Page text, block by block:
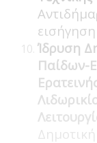
εισήγηση
Ίδρυση
Παίδων-